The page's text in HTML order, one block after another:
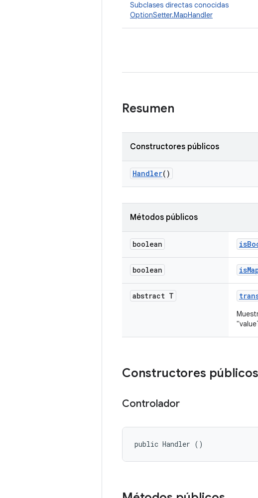
Subclases directas conocidas
OptionSetter.MapHandler
Resumen
Constructores públicos
Handler()
Métodos públicos
boolean is
boolean is
abstract T
Constructores públicos
Controlador
public Handler ()